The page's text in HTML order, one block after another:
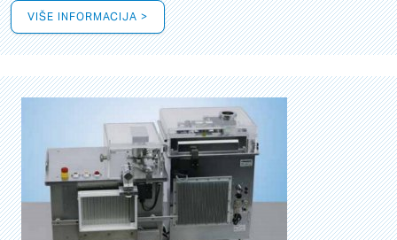
VIŠE INFORMACIJA >